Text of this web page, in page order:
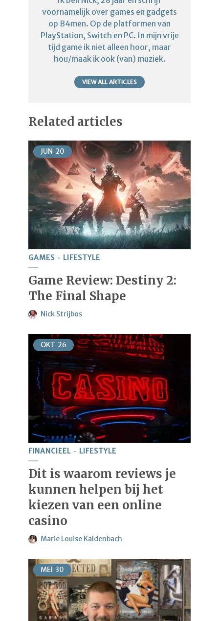
voornamelijk over games en gadgets
op B4men. Op de platformen van
PlayStation, Switch en PC. In mijn vrije
tijd game ik niet alleen hoor, maar
hou/maak ik ook (van) muziek.
VIEW ALL ARTICLES
Related articles
JUN 20
GAMES LIFESTYLE
Game Review: Destiny 2:
The Final Shape
Nick Strijbos
OKT 26
FINANCIEEL LIFESTYLE
Dit is waarom reviews je
kunnen helpen bij het
kiezen van een online
casino
Marie Louise Kaldenbach
MEI 30